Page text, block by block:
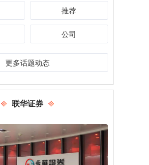
推荐
公司
更多话题动态
联华证券